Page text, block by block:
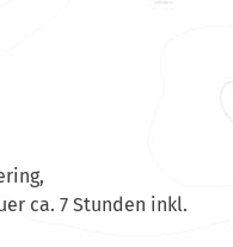
ca. 7 Stunden inkl.